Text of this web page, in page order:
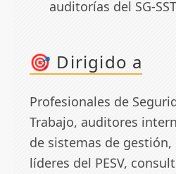
auditorías del SG-
🎯 Dirigido a
Profesionales de
Trabajo, auditores
de sistemas de gestión,
líderes del PESV,